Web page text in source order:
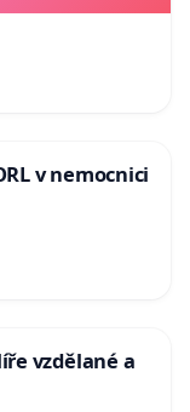
v nemocnici
vzdělané a